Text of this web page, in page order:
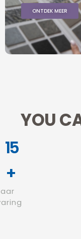
ONTDEK MEER
YOU
15
+